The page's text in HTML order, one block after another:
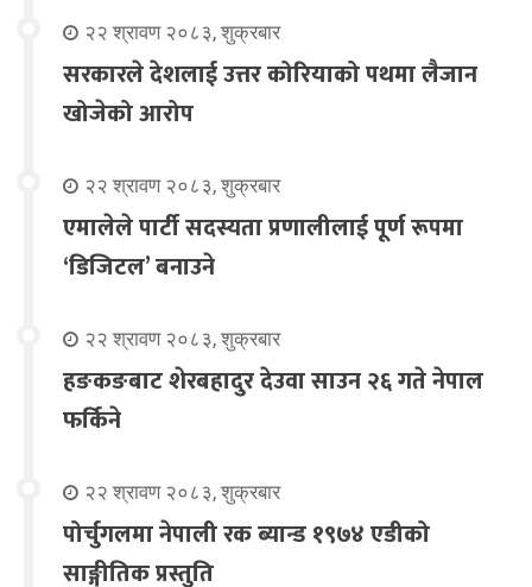
२२ श्रावण २०८३, शुक्रबार
सरकारले देशलाई उत्तर कोरियाको पथमा लैजान
खोजेको आरोप
२२ श्रावण २०८३, शुक्रबार
एमालेले पार्टी सदस्यता प्रणालीलाई पूर्ण रूपमा
‘डिजिटल’ बनाउने
२२ श्रावण २०८३, शुक्रबार
हङकङबाट शेरबहादुर देउवा साउन २६ गते नेपाल
फर्किने
२२ श्रावण २०८३, शुक्रबार
पोर्चुगलमा नेपाली रक ब्यान्ड १९७४ एडीको
साङ्गीतिक प्रस्तुति